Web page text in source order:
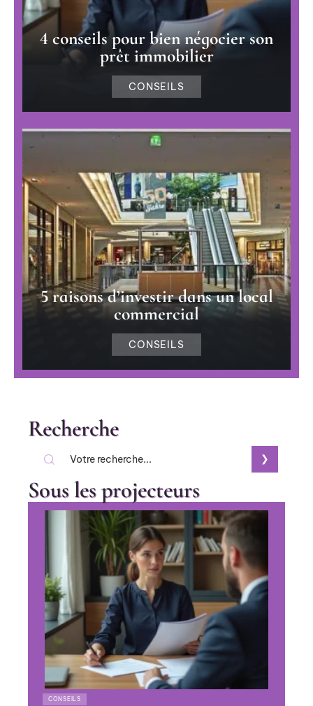
4 conseils pour bien négocier son
prêt immobilier
CONSEILS
5 raisons d’investir dans un local
commercial
CONSEILS
Recherche
Sous les projecteurs
CONSEILS